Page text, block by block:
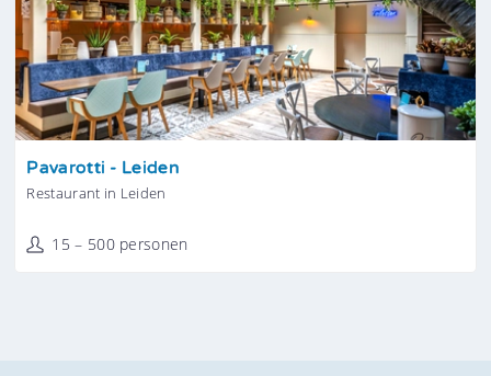
Tonen
Pavarotti - Leiden
Restaurant in Leiden
15 – 500 personen